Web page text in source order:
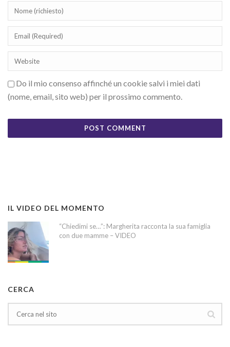
Do il mio consenso affinché un cookie salvi i miei dati
(nome, email, sito web) per il prossimo commento.
IL VIDEO DEL MOMENTO
“Chiedimi se…”: Margherita racconta la sua famiglia
con due mamme – VIDEO
CERCA